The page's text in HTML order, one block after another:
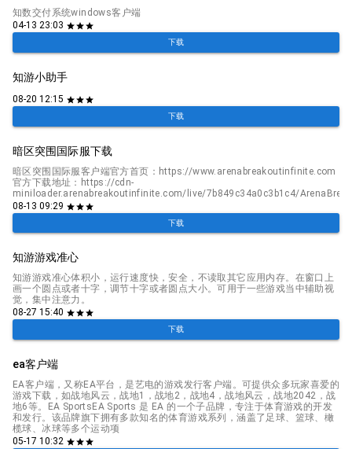
知数交付系统windows客户端
04-13 23:03 starstarstar
下载
知游小助手
08-20 12:15 starstarstar
下载
暗区突围国际服下载
暗区突围国际服客户端官方首页：https://www.arenabreakoutinfinite.com
官方下载地址：https://cdn-
miniloader.arenabreakoutinfinite.com/live/7b849c34a0c3b1c4/
08-13 09:29 starstarstar
下载
知游游戏准心
知游游戏准心体积小，运行速度快，安全，不读取其它应用内存。在窗口上
画一个圆点或者十字，调节十字或者圆点大小。可用于一些游戏当中辅助视
觉，集中注意力。
08-27 15:40 starstarstar
下载
ea客户端
EA客户端，又称EA平台，是艺电的游戏发行客户端。可提供众多玩家喜爱的
游戏下载，如战地风云，战地1，战地2，战地4，战地风云，战地2042，战
地6等。EA SportsEA Sports 是 EA 的一个子品牌，专注于体育游戏的开发
和发行。该品牌旗下拥有多款知名的体育游戏系列，涵盖了足球、篮球、橄
榄球、冰球等多个运动项
05-17 10:32 starstarstar